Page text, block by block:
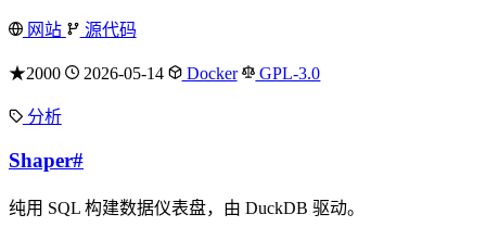
网站 源代码
★2000 2026-05-14 Docker GPL-3.0
分析
Shaper#
纯用 SQL 构建数据仪表盘，由 DuckDB 驱动。